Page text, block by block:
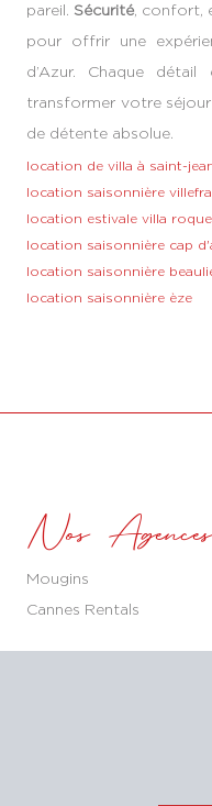
pareil. Sécurité , confort,
pour offrir une
d’Azur. Chaque
transformer votre
de détente absolue.
location de villa à saint-
location saisonnière
location estivale villa
location saisonnière cap
location saisonnière
location saisonnière èze
Nos Agences
Mougins
Cannes Rentals